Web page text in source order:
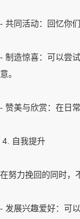
- 共同活动：回忆你
- 制造惊喜：可以尝
意。
- 赞美与欣赏：在日
4. 自我提升
在努力挽回的同时，
- 发展兴趣爱好：可